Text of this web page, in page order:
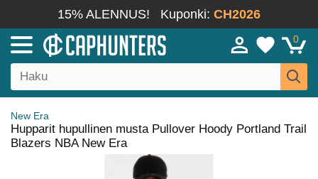
15% ALENNUS! Kuponki: CH2026
0
New Era
Hupparit hupullinen musta Pullover Hoody Portland Trail
Blazers NBA New Era